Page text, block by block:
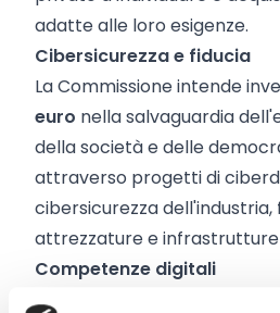
adatte alle loro esigenze.
Cibersicurezzae fiducia
La Commissione intende
euro nella salvaguardia
della società e delle
attraverso progetti di
cibersicurezza dell'industria,
attrezzature e infrastrutture
Competenze digitali
Si stanzieranno